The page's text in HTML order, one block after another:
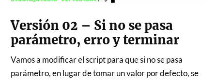
Versión 02 – Si no se pasa
parámetro, erro y terminar
Vamos a modificar el script para que si no se pasa
parámetro, en lugar de tomar un valor por defecto, se